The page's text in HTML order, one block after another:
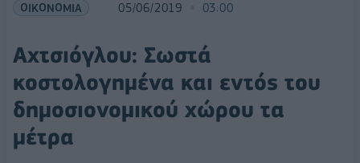
ΟΙΚΟΝΟΜΙΑ 05/06/2019 03:00
Αχτσιόγλου: Σωστά
κοστολογημένα και εντός του
δημοσιονομικού χώρου τα
μέτρα